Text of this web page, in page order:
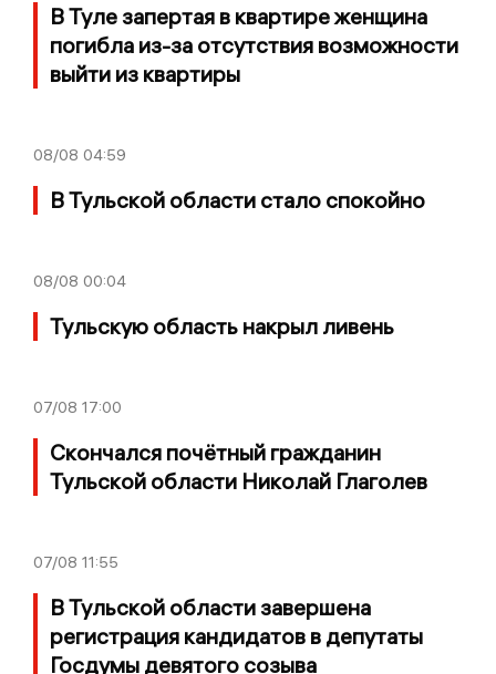
В Туле запертая в квартире женщина
погибла из-за отсутствия возможности
выйти из квартиры
08/08 04:59
В Тульской области стало спокойно
08/08 00:04
Тульскую область накрыл ливень
07/08 17:00
Скончался почётный гражданин
Тульской области Николай Глаголев
07/08 11:55
В Тульской области завершена
регистрация кандидатов в депутаты
Госдумы девятого созыва